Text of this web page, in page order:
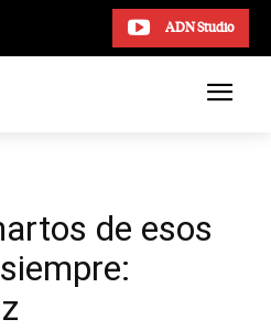
ADN Studio
de esos